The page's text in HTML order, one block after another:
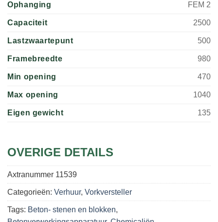
Ophanging FEM 2
Capaciteit 2500
Lastzwaartepunt 500
Framebreedte 980
Min opening 470
Max opening 1040
Eigen gewicht 135
OVERIGE DETAILS
Axtranummer 11539
Categorieën: Verhuur, Vorkversteller
Tags: Beton- stenen en blokken,